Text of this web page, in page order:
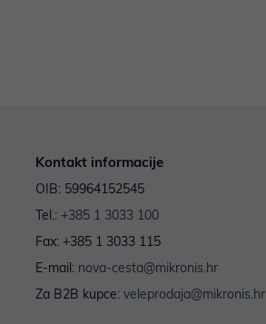
Kontakt informacije
OIB: 59964152545
Tel.: +385 1 3033 100
Fax: +385 1 3033 115
E-mail: nova-cesta@mikronis.hr
Za B2B kupce: veleprodaja@mikronis.hr